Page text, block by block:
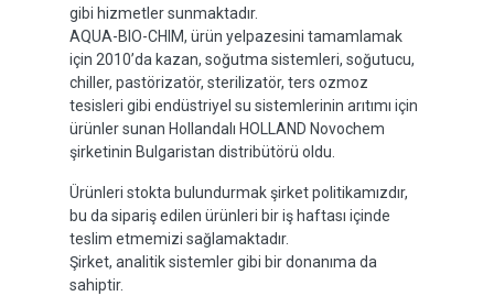
gibi hizmetler sunmaktadır.
AQUA-BIO-CHIM, ürün yelpazesini tamamlamak
için 2010’da kazan, soğutma sistemleri, soğutucu,
chiller, pastörizatör, sterilizatör, ters ozmoz
tesisleri gibi endüstriyel su sistemlerinin arıtımı için
ürünler sunan Hollandalı HOLLAND Novochem
şirketinin Bulgaristan distribütörü oldu.
Ürünleri stokta bulundurmak şirket politikamızdır,
bu da sipariş edilen ürünleri bir iş haftası içinde
teslim etmemizi sağlamaktadır.
Şirket, analitik sistemler gibi bir donanıma da
sahiptir.